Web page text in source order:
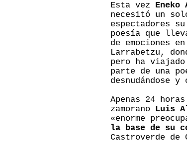
Esta vez Eneko
necesitó un
espectadores
poesía que
de emociones
Larrabetzu,
pero ha
parte de una
desnudándose
Apenas 24
zamorano Luis
«enorme
la base de su
Castroverde de